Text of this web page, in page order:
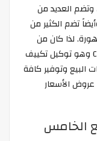
وتضم العديد من
تضم الكثير من
لذا كان من
المهم أن يتوجد بها فرع أساسي يمثل Carrier وهو توكيل تكييف
البيع وتوفير كافة
5 حصان بأفضل عروض الأسعار
الخامس